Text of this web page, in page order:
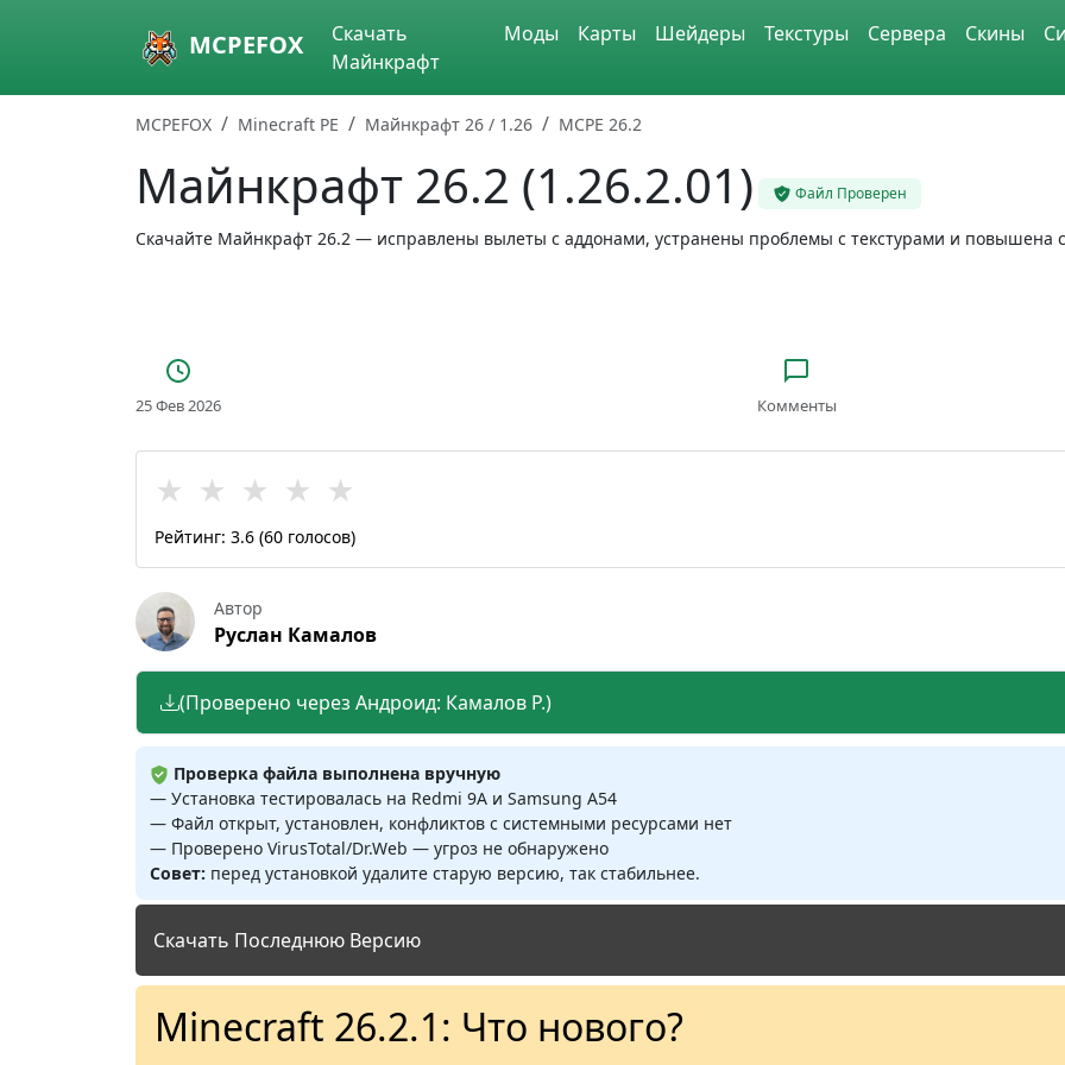
Skip to main content MCPEFOX
Скачать
Майнкрафт
Моды Карты Шейдеры Текстуры Сервера Скины
MCPEFOX Minecraft PE Майнкрафт 26 / 1.26 MCPE 26.2
Майнкрафт 26.2 (1.26.2.01) Файл Проверен
Скачайте Майнкрафт 26.2 — исправлены вылеты с аддонами, устранены проблемы с текстурами и повышена
25 Фев 2026 Комменты
★ ★ ★ ★ ★
Рейтинг: 3.6 (60 голосов)
Автор
Руслан Камалов
(Проверено через Андроид: Камалов Р.)
Проверка файла выполнена вручную
— Установка тестировалась на Redmi 9A и Samsung A54
— Файл открыт, установлен, конфликтов с системными ресурсами нет
— Проверено VirusTotal/Dr.Web — угроз не обнаружено
Совет: перед установкой удалите старую версию, так стабильнее.
Скачать Последнюю Версию
Minecraft 26.2.1: Что нового?